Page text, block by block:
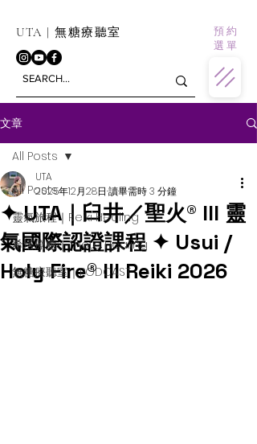
UTA | 無糖療聽室
預 約
選 單
文章
All Posts
靈氣旅程｜Reiki Healing
希塔療癒｜Theta Healing
無糖療聽室｜PODCAST
All Posts
✦ UTA｜臼井／聖火® III 靈
氣國際認證課程 ✦ Usui /
Holy Fire® III Reiki 2026
UTA
2025年12月28日 讀畢需時 3 分鐘